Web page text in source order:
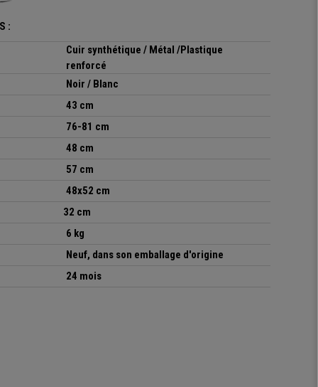
:
Cuir synthétique / Métal /Plastique
renforcé
Noir / Blanc
43 cm
76-81 cm
48 cm
57 cm
48x52 cm
32 cm
6 kg
Neuf, dans son emballage d'origine
24 mois